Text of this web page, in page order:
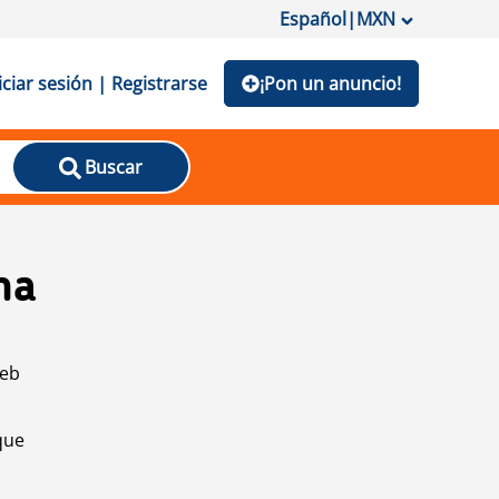
Español|MXN
sesión | Registrarse ¡Pon un anuncio!
Buscar